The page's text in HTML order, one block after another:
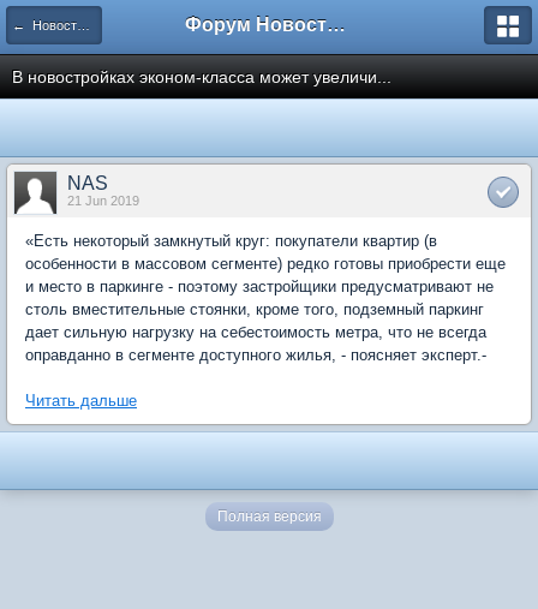
← Новости рынка недвижимости Форум Новостройки
В новостройках эконом-класса может увеличи...
NAS
21 Jun 2019
«Есть некоторый замкнутый круг: покупатели квартир (в
особенности в массовом сегменте) редко готовы приобрести еще
и место в паркинге - поэтому застройщики предусматривают не
столь вместительные стоянки, кроме того, подземный паркинг
дает сильную нагрузку на себестоимость метра, что не всегда
оправданно в сегменте доступного жилья, - поясняет эксперт.-
Читать дальше
Полная версия